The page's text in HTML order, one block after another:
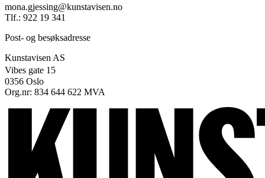
mona.gjessing@kunstavisen.no
Tlf.: 922 19 341
Post- og besøksadresse
Kunstavisen AS
Vibes gate 15
0356 Oslo
Org.nr: 834 644 622 MVA